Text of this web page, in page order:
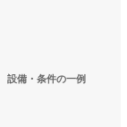
設備・条件の一例